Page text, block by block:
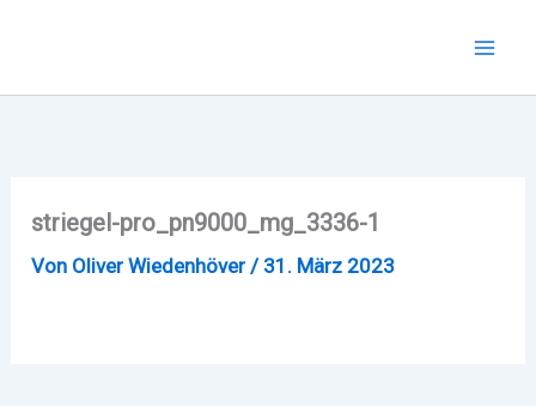
striegel-pro_pn9000_mg_3336-1
Von Oliver Wiedenhöver / 31. März 2023